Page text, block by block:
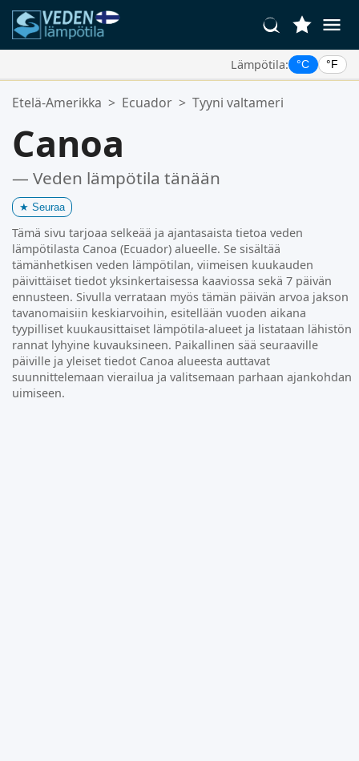
Lämpötila: °C °F
Suosikkipaikkasi:
Etelä-Amerikka > Ecuador > Tyyni valtameri
Canoa
— Veden lämpötila tänään
★ Seuraa
Tämä sivu tarjoaa selkeää ja ajantasaista tietoa veden
lämpötilasta Canoa (Ecuador) alueelle. Se sisältää
tämänhetkisen veden lämpötilan, viimeisen kuukauden
päivittäiset tiedot yksinkertaisessa kaaviossa sekä 7 päivän
ennusteen. Sivulla verrataan myös tämän päivän arvoa jakson
tavanomaisiin keskiarvoihin, esitellään vuoden aikana
tyypilliset kuukausittaiset lämpötila-alueet ja listataan lähistön
rannat lyhyine kuvauksineen. Paikallinen sää seuraaville
päiville ja yleiset tiedot Canoa alueesta auttavat
suunnittelemaan vierailua ja valitsemaan parhaan ajankohdan
uimiseen.